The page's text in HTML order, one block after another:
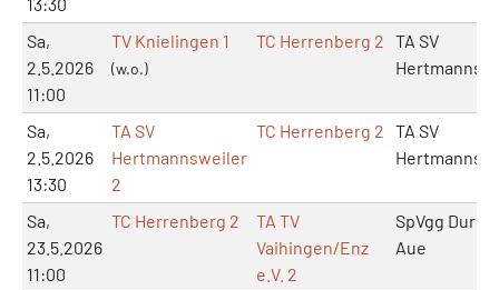
Sa,
2.5.2026
11:00
TV Knielingen 1
(w.o.)
TC Herrenberg 2 TA SV
Sa,
2.5.2026
13:30
TA SV
Hertmannsweiler
2
TC Herrenberg 2 TA SV
Sa,
23.5.2026
11:00
TC Herrenberg 2
TA TV
Vaihingen/Enz
e.V. 2
SpVgg
Aue